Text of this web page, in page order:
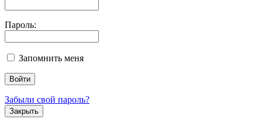
Пароль:
Запомнить меня
Забыли свой пароль?
Закрыть